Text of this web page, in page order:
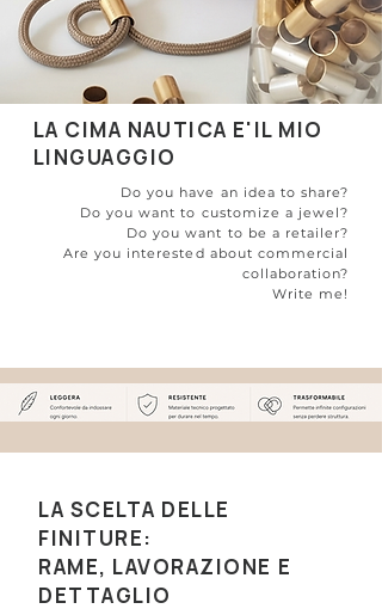
LA CIMA NAUTICA E'IL MIO
LINGUAGGIO
Do you have an idea to share?
Do you want to customize a jewel?
Do you want to be a retailer?
Are you interested about commercial
collaboration?
Write me!
LA SCELTA DELLE
FINITURE:
RAME, LAVORAZIONE E
DETTAGLIO